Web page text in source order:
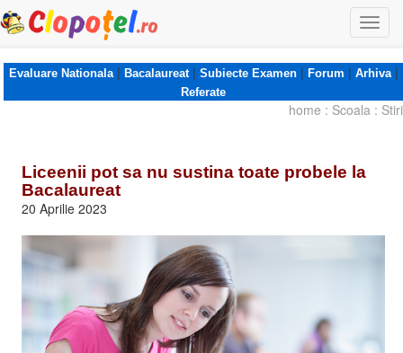
Evaluare Nationala| Bacalaureat| Subiecte Examen| Forum | Arhiva|
Referate
home : Scoala : Stiri
Liceenii pot sa nu sustina toate probele la
Bacalaureat
20 Aprilie 2023